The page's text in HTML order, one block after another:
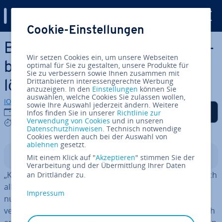
Zum Haupt­in­halt springen
Bei Zoom kein Ton: Au­dio­pro­
ble­me im Zoom-Meeting
lösen
IONOS Redaktion
18.06.2021
7 mins
Auf Facebook teilen
Auf Twitter teilen
Auf LinkedIn teilen
Als be­vor­zug­te Quelle
auf Google hin­zu­fü­gen
In­halts­ver­zeich­nis
„Könnt ihr mich hören?“ – Diese Frage kennen ver­mut­lich
alle, die re­gel­mä­ßig Zoom oder eine
nutzen. Au­dio­pro­ble­me lassen sich leider nicht immer
vermeiden. Vor allem in wichtigen Meetings ist es jedoch
Cookie-Einstellungen
Wir setzen Cookies ein, um unsere Webseiten
optimal für Sie zu gestalten, unsere Produkte für
Sie zu verbessern sowie Ihnen zusammen mit
Drittanbietern interessengerechte Werbung
anzuzeigen. In den Einstellungen können Sie
auswählen, welche Cookies Sie zulassen wollen,
sowie Ihre Auswahl jederzeit ändern. Weitere
Infos finden Sie in unserer Richtlinie zur
Verwendung von Cookies und in unseren
Datenschutzhinweisen. Technisch notwendige
Cookies werden auch bei der Auswahl von
ablehnen gesetzt.
Mit einem Klick auf "Akzeptieren" stimmen Sie der
Verarbeitung und der Übermittlung Ihrer Daten
an Drittländer zu.
Impressum